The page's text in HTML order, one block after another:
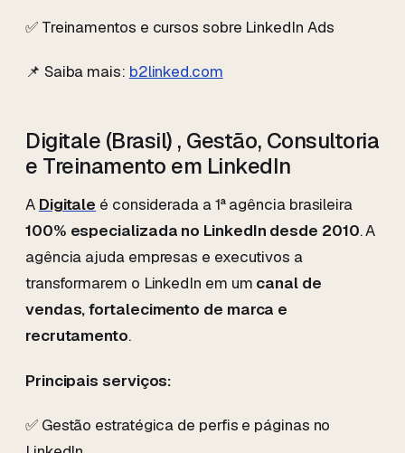
✅ Treinamentos e cursos sobre LinkedIn Ads
📌 Saiba mais: b2linked.com
Digitale (Brasil) , Gestão, Consultoria
e Treinamento em LinkedIn
A Digitale é considerada a 1ª agência brasileira
100% especializada no LinkedIn desde 2010. A
agência ajuda empresas e executivos a
transformarem o LinkedIn em um canal de
vendas, fortalecimento de marca e
recrutamento.
Principais serviços:
✅ Gestão estratégica de perfis e páginas no